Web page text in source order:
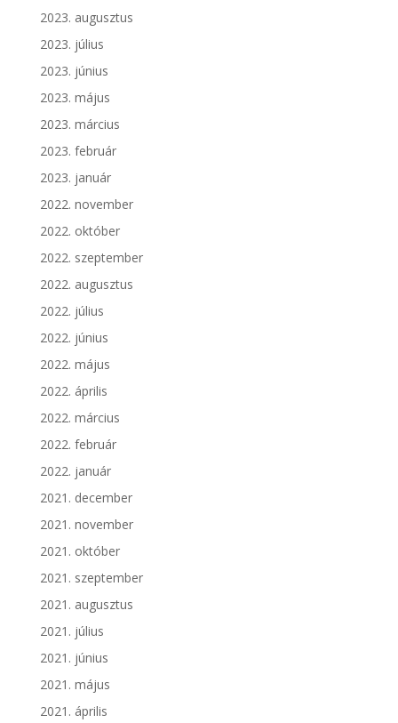
2023. augusztus
2023. július
2023. június
2023. május
2023. március
2023. február
2023. január
2022. november
2022. október
2022. szeptember
2022. augusztus
2022. július
2022. június
2022. május
2022. április
2022. március
2022. február
2022. január
2021. december
2021. november
2021. október
2021. szeptember
2021. augusztus
2021. július
2021. június
2021. május
2021. április